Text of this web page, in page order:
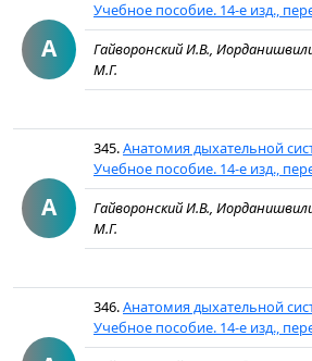
А
Учебное пособие. 14-е изд.,
Гайворонский И.В.,
М.Г.
А
345.Анатомия дыхательной
Учебное пособие. 14-е изд.,
Гайворонский И.В.,
М.Г.
346.Анатомия дыхательной
Учебное пособие. 14-е изд.,